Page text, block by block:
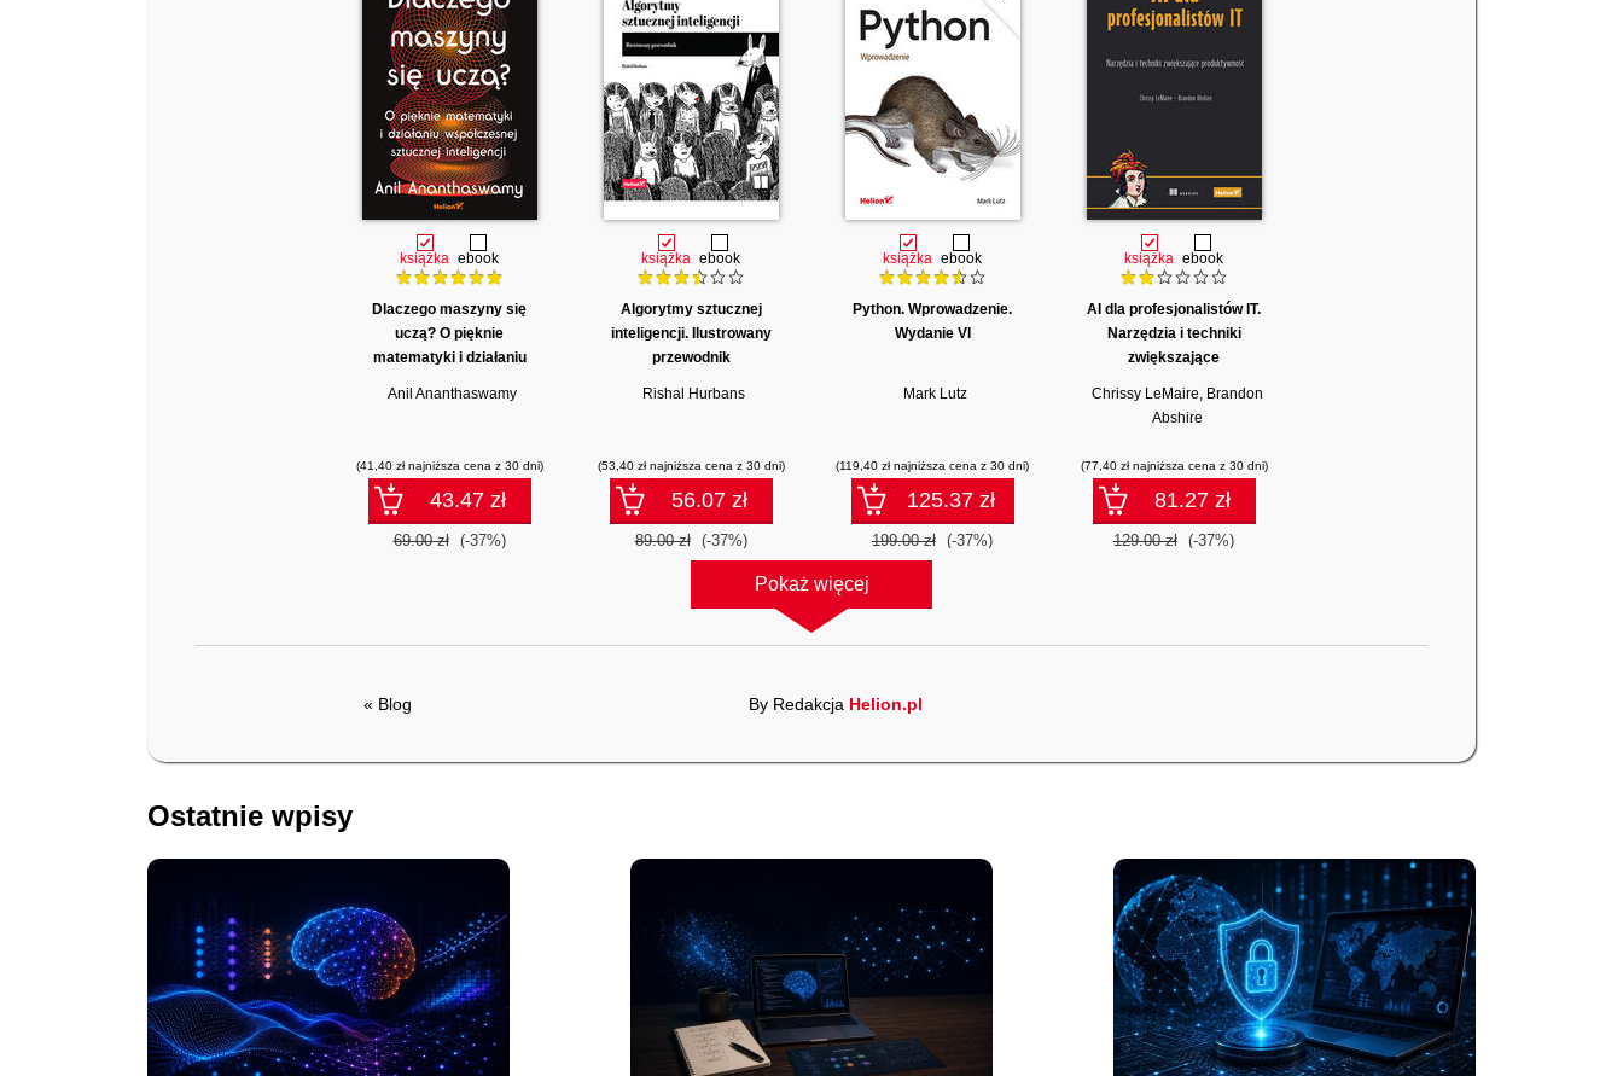
książka ebook
Dlaczego maszyny się
uczą? O pięknie
matematyki i działaniu
Anil Ananthaswamy
(41,40 zł najniższa cena z 30 dni)
43.47 zł
69.00 zł (-37%)
książka ebook
Algorytmy sztucznej
inteligencji. Ilustrowany
przewodnik
Rishal Hurbans
(53,40 zł najniższa cena z 30 dni)
56.07 zł
89.00 zł (-37%)
książka ebook
Python. Wprowadzenie.
Wydanie VI
Mark Lutz
(119,40 zł najniższa cena z 30 dni)
125.37 zł
199.00 zł (-37%)
książka ebook
AI dla profesjonalistów IT.
Narzędzia i techniki
zwiększające
Chrissy LeMaire, Brandon
Abshire
(77,40 zł najniższa cena z 30 dni)
81.27 zł
129.00 zł (-37%)
Deep Learning. Uczenie
głębokie z językiem
Python. Sztuczna
inteligencja i sieci
neuronowe
Valentino Zocca, Gianmario
Spacagna,Daniel Slater
Wprowadzenie do
Arduino, wyd. II
Massimo Banzi,Michael
Shiloh
Wireshark. Analiza ruchu
sieciowego i wykrywanie
włamań
Adam Józefiok
książka ebook
Aplikacje oparte na
agentach AI.
Projektowanie i
wdrażanie systemów
wieloagentowych
Michael Albada
Pokaż więcej
« Blog By Redakcja Helion.pl
Ostatnie wpisy